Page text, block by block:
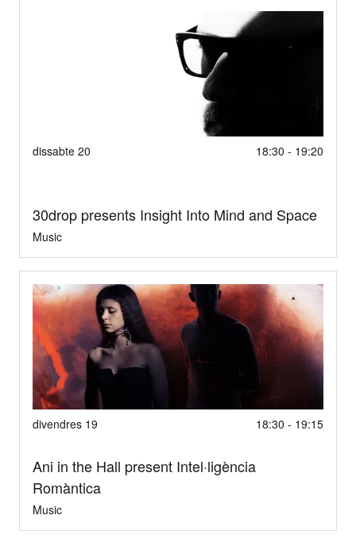
dissabte 20 18:30 - 19:20
30drop presents Insight Into Mind and Space
Music
divendres 19 18:30 - 19:15
Ani in the Hall present Intel·ligència
Romàntica
Music